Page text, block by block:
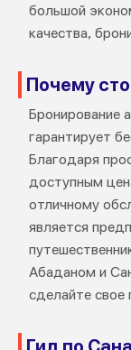
большой
качества,
Почему
Бронирование
гарантирует
Благодаря
доступным
отличному
является
Абаданом и
сделайте свое